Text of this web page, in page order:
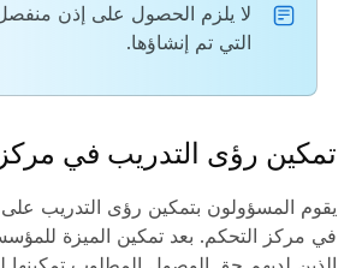
لا يلزم الحصول على إذن
التي تم إنشاؤها.
تمكين رؤى التدريب في
يقوم المسؤولون بتمكين رؤى التدريب
في مركز التحكم. بعد تمكين الميزة